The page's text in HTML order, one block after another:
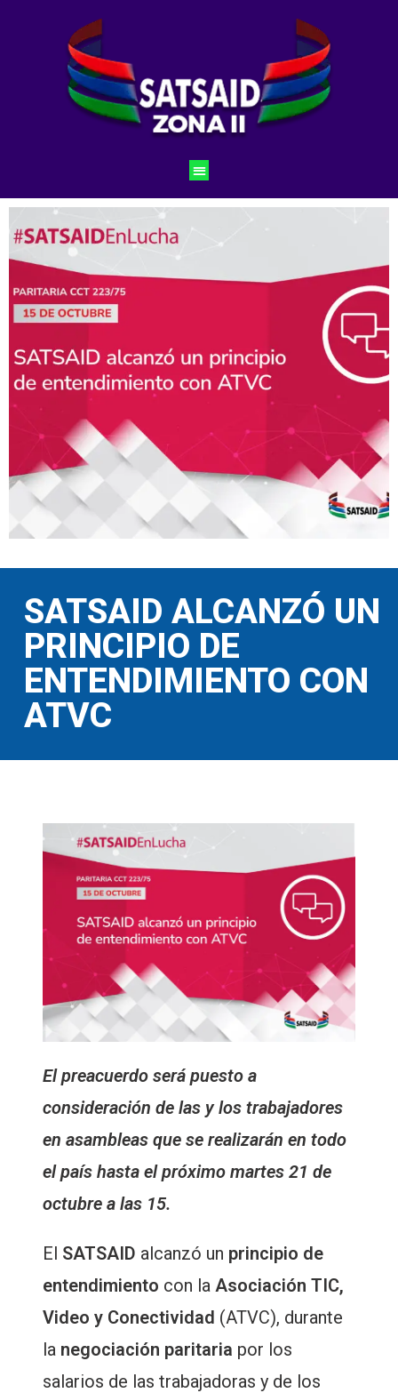
SATSAID ALCANZÓ UN
PRINCIPIO DE
ENTENDIMIENTO CON
ATVC
El preacuerdo será puesto a
consideración de las y los trabajadores
en asambleas que se realizarán en todo
el país hasta el próximo martes 21 de
octubre a las 15.
El SATSAID alcanzó un principio de
entendimiento con la Asociación TIC,
Video y Conectividad (ATVC), durante
la negociación paritaria por los
salarios de las trabajadoras y de los